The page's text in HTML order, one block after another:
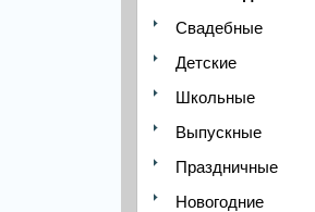
Свадебные
Детские
Школьные
Выпускные
Праздничные
Новогодние